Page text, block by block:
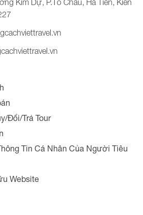
Đổi/Trả Tour
Tin Cá Nhân Của Người Tiêu
Website
TOÁN